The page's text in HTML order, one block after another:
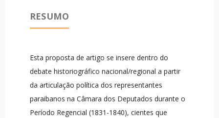
RESUMO
Esta proposta de artigo se insere dentro do
debate historiográfico nacional/regional a partir
da articulação política dos representantes
paraibanos na Câmara dos Deputados durante o
Período Regencial (1831-1840), cientes que